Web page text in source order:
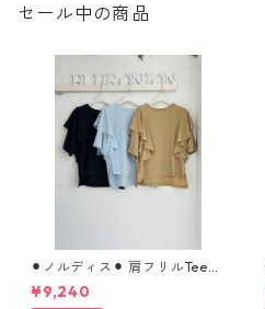
セール中の商品
⚫︎ノルディス⚫︎ 肩フリルTeeブ
ラウス （set up対応） 610- 8
5064 cloche
¥9,240